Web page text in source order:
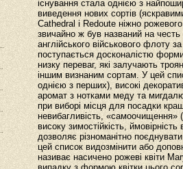
існування стала однією з
виведення нових сортів
Cathedral і Redoute ніжно
звичайно ж був названий на честь
англійського військового флоту
поступається досконалістю
низку переваг, які залучають
іншим визнаним сортам. У цей
однією з перших), високі
аромат з нотками меду та
при виборі місця для посадки
невибагливість, «самоочищення»
високу зимостійкість,
дозволяє різноманітно
цей список видозмінити або
називає насичено рожеві квіти